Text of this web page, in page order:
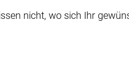
nicht, wo sich Ihr